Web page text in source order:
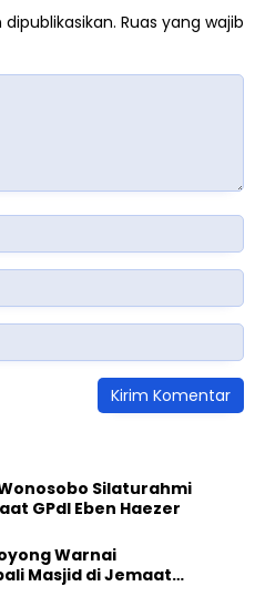
Ruas yang wajib
Silaturahmi
GPdI Eben Haezer
Warnai
Masjid di Jemaat